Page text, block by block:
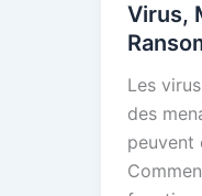
Virus,
Les
des
peuvent